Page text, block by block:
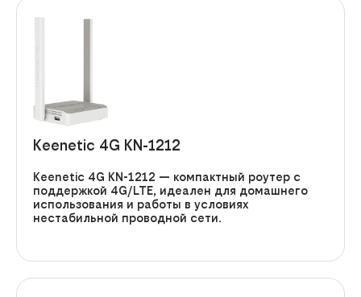
Keenetic 4G KN-1212
Keenetic 4G KN-1212 — компактный роутер с
поддержкой 4G/LTE, идеален для домашнего
использования и работы в условиях
нестабильной проводной сети.